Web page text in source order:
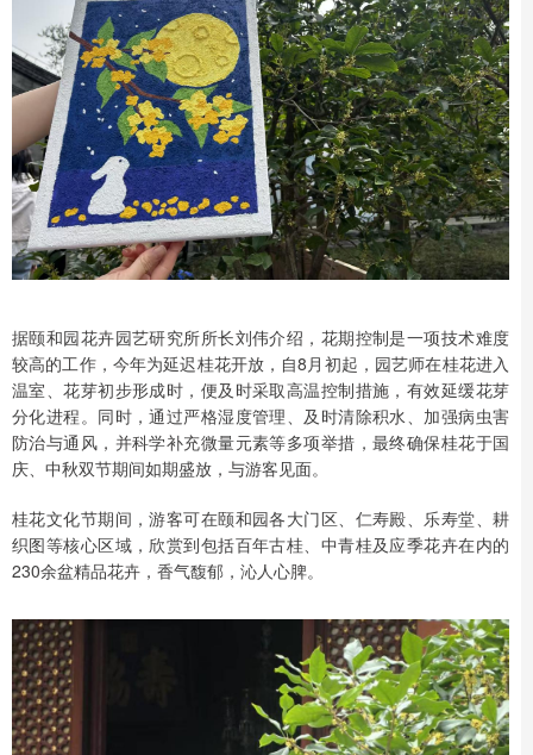
据颐和园花卉园艺研究所所长刘伟介绍，花期控制是一项技术难度
较高的工作，今年为延迟桂花开放，自8月初起，园艺师在桂花进入
温室、花芽初步形成时，便及时采取高温控制措施，有效延缓花芽
分化进程。同时，通过严格湿度管理、及时清除积水、加强病虫害
防治与通风，并科学补充微量元素等多项举措，最终确保桂花于国
庆、中秋双节期间如期盛放，与游客见面。
桂花文化节期间，游客可在颐和园各大门区、仁寿殿、乐寿堂、耕
织图等核心区域，欣赏到包括百年古桂、中青桂及应季花卉在内的
230余盆精品花卉，香气馥郁，沁人心脾。